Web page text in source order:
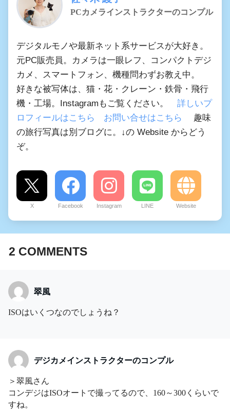
PCカメラインストラクターのコンプル
デジタルモノや最新ネット系サービスが大好き。
元PC販売員。カメラは一眼レフ、コンパクトデジ
カメ、スマートフォン、機種問わずお教え中。
好きな被写体は、猫・花・クレーン・鉄骨・飛行
機・工場。Instagramもご覧ください。 詳しいプ
ロフィールはこちら
お問い合せはこちら
趣味
の旅行写真は別ブログに。↓の Website からどう
ぞ。
X Facebook Instagram LINE Website
2 COMMENTS
翠風
ISOはいくつなのでしょうね？
デジカメインストラクターのコンプル
＞翠風さん
コンデジはISOオートで撮ってるので、160～300くらいで
すね。